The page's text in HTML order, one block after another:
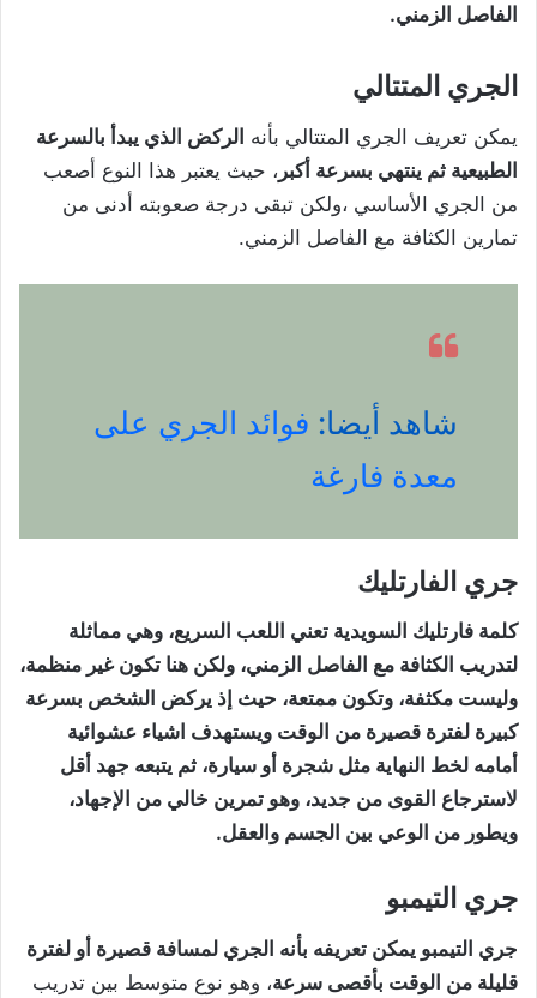
الفاصل الزمني.
الجري المتتالي
يمكن تعريف الجري المتتالي بأنه الركض الذي يبدأ بالسرعة
الطبيعية ثم ينتهي بسرعة أكبر ، حيث يعتبر هذا النوع أصعب
من الجري الأساسي ،ولكن تبقى درجة صعوبته أدنى من
تمارين الكثافة مع الفاصل الزمني.
شاهد أيضا: فوائد الجري على
معدة فارغة
جري الفارتليك
كلمة فارتليك السويدية تعني اللعب السريع، وهي مماثلة
لتدريب الكثافة مع الفاصل الزمني، ولكن هنا تكون غير منظمة،
وليست مكثفة، وتكون ممتعة، حيث إذ يركض الشخص بسرعة
كبيرة لفترة قصيرة من الوقت ويستهدف اشياء عشوائية
أمامه لخط النهاية مثل شجرة أو سيارة، ثم يتبعه جهد أقل
لاسترجاع القوى من جديد، وهو تمرين خالي من الإجهاد،
ويطور من الوعي بين الجسم والعقل.
جري التيمبو
جري التيمبو يمكن تعريفه بأنه الجري لمسافة قصيرة أو لفترة
قليلة من الوقت بأقصى سرعة، وهو نوع متوسط بين تدريب